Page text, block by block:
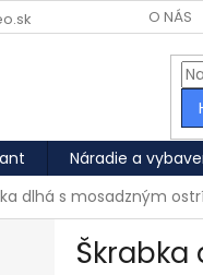
O NÁS
Náradie a
dlhá s mosadzným
Škrabka